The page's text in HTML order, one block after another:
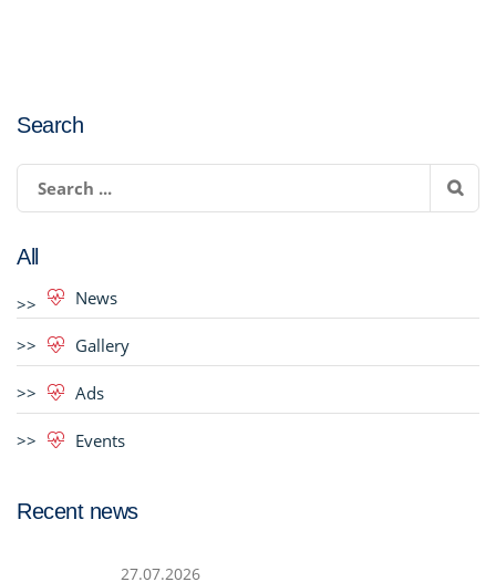
Search
All
News
Gallery
Ads
Events
Recent news
27.07.2026